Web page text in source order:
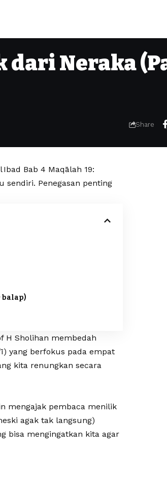
dari Neraka
Share
Bab 4 Maqālah 19:
Penegasan penting
balap)
H Sholihan membedah
yang berfokus pada empat
kita renungkan secara
mengajak pembaca menilik
agak tak langsung)
bisa mengingatkan kita agar